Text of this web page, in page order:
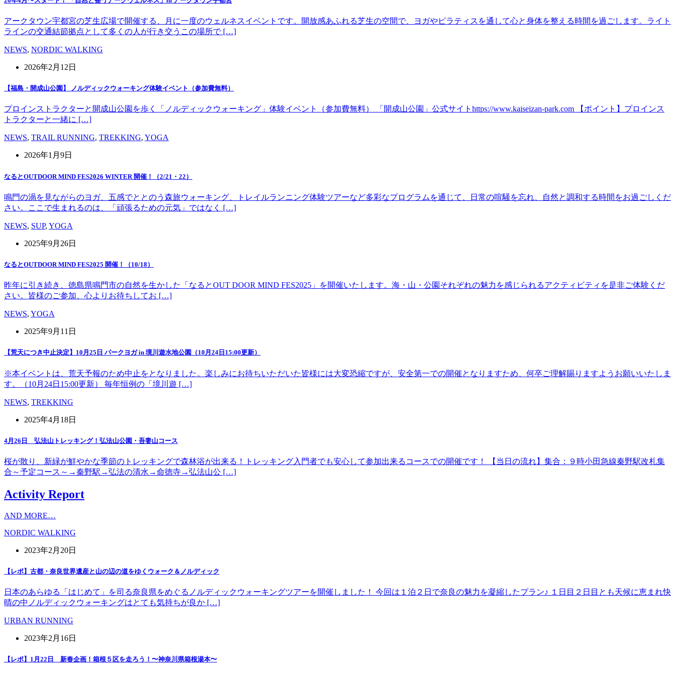
アークタウン宇都宮の芝生広場で開催する、月に一度のウェルネスイベントです。開放感あふれる芝生の空間で、ヨガやピラティスを通して心と身体を整える時間を過ごします。ライト
ラインの交通結節拠点として多くの人が行き交うこの場所で […]
NEWS, NORDIC WALKING
2026年2月12日
【福島・開成山公園】 ノルディックウォーキング体験イベント（参加費無料）
プロインストラクターと開成山公園を歩く「ノルディックウォーキング」体験イベント（参加費無料） 「開成山公園」公式サイトhttps://www.kaiseizan-park.com 【ポイント】プロインス
トラクターと一緒に […]
NEWS, TRAIL RUNNING, TREKKING, YOGA
2026年1月9日
なるとOUTDOOR MIND FES2026 WINTER 開催！（2/21・22）
鳴門の渦を見ながらのヨガ、五感でととのう森旅ウォーキング、トレイルランニング体験ツアーなど多彩なプログラムを通じて、日常の喧騒を忘れ、自然と調和する時間をお過ごしくだ
さい。ここで生まれるのは、「頑張るための元気」ではなく […]
NEWS, SUP, YOGA
2025年9月26日
なるとOUTDOOR MIND FES2025 開催！（10/18）
昨年に引き続き、徳島県鳴門市の自然を生かした「なるとOUT DOOR MIND FES2025」を開催いたします。海・山・公園それぞれの魅力を感じられるアクティビティを是非ご体験くだ
さい。皆様のご参加、心よりお待ちしてお […]
NEWS, YOGA
2025年9月11日
【荒天につき中止決定】10月25日 パークヨガ in 境川遊水地公園（10月24日15:00更新）
※本イベントは、荒天予報のため中止をとなりました。楽しみにお待ちいただいた皆様には大変恐縮ですが、安全第一での開催となりますため、何卒ご理解賜りますようお願いいたしま
す。（10月24日15:00更新） 毎年恒例の「境川遊 […]
NEWS, TREKKING
2025年4月18日
4月26日 弘法山トレッキング！弘法山公園・吾妻山コース
桜が散り、新緑が鮮やかな季節のトレッキングで森林浴が出来る！トレッキング入門者でも安心して参加出来るコースでの開催です！ 【当日の流れ】集合：９時小田急線秦野駅改札集
合～予定コース～→秦野駅→弘法の清水→命徳寺→弘法山公 […]
Activity Report
AND MORE…
NORDIC WALKING
2023年2月20日
【レポ】古都・奈良世界遺産と山の辺の道をゆくウォーク＆ノルディック
日本のあらゆる「はじめて」を司る奈良県をめぐるノルディックウォーキングツアーを開催しました！ 今回は１泊２日で奈良の魅力を凝縮したプラン♪ １日目２日目とも天候に恵まれ快
晴の中ノルディックウォーキングはとても気持ちが良か […]
URBAN RUNNING
2023年2月16日
【レポ】1月22日 新春企画！箱根５区を走ろう！〜神奈川県箱根湯本〜